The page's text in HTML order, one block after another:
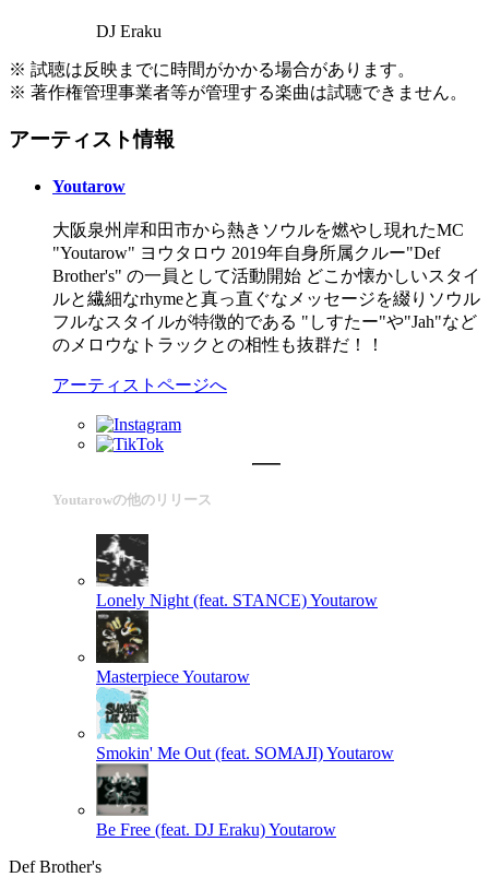
DJ Eraku
※ 試聴は反映までに時間がかかる場合があります。
※ 著作権管理事業者等が管理する楽曲は試聴できません。
アーティスト情報
Youtarow
大阪泉州岸和田市から熱きソウルを燃やし現れたMC
"Youtarow" ヨウタロウ 2019年自身所属クルー"Def
Brother's" の一員として活動開始 どこか懐かしいスタイ
ルと繊細なrhymeと真っ直ぐなメッセージを綴りソウル
フルなスタイルが特徴的である "しすたー"や"Jah"など
のメロウなトラックとの相性も抜群だ！！
アーティストページへ
Youtarowの他のリリース
Lonely Night (feat. STANCE)Youtarow
MasterpieceYoutarow
Smokin' Me Out (feat. SOMAJI)Youtarow
Be Free (feat. DJ Eraku)Youtarow
Def Brother's